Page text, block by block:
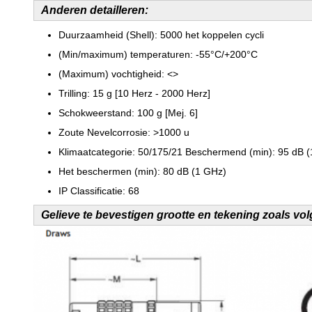
Anderen detailleren:
Duurzaamheid (Shell): 5000 het koppelen cycli
(Min/maximum) temperaturen: -55°C/+200°C
(Maximum) vochtigheid: <>
Trilling: 15 g [10 Herz - 2000 Herz]
Schokweerstand: 100 g [Mej. 6]
Zoute Nevelcorrosie: >1000 u
Klimaatcategorie: 50/175/21 Beschermend (min): 95 dB
Het beschermen (min): 80 dB (1 GHz)
IP Classificatie: 68
Gelieve te bevestigen grootte en tekening zoals